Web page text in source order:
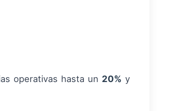
operativas hasta un 20% y